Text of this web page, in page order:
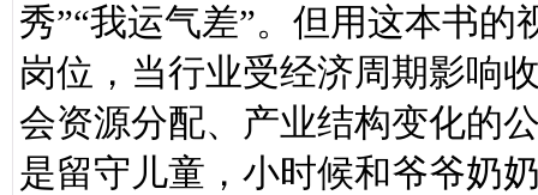
秀”“我运气差”。但用这本书
岗位，当行业受经济周期影响
会资源分配、产业结构变化的
是留守儿童，小时候和爷爷奶